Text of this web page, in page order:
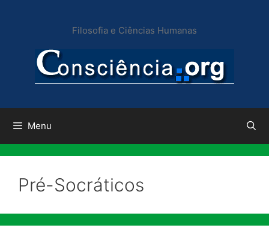
conteúdo
Filosofia e Ciências Humanas
Menu
Pré-Socráticos